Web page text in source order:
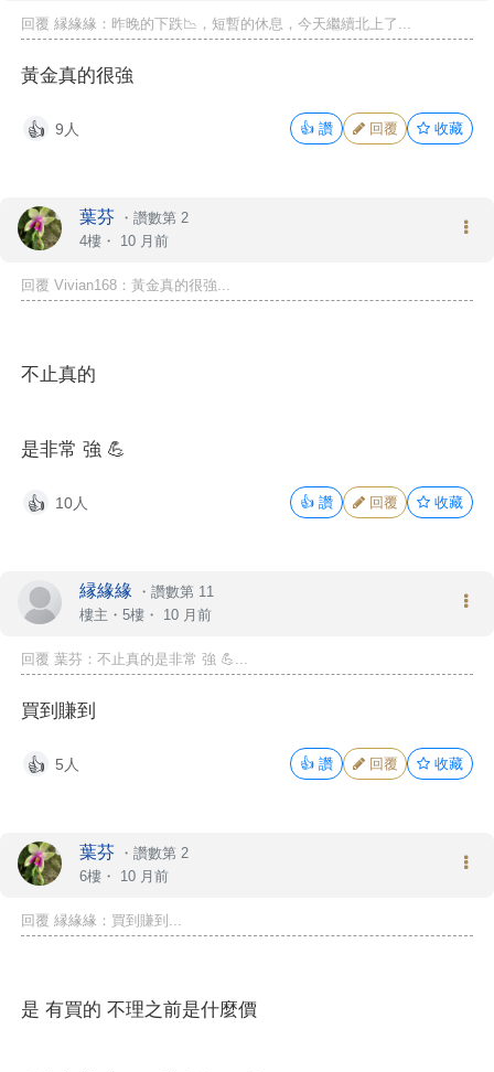
回覆 縁緣緣：昨晚的下跌📉，短暫的休息，今天繼續北上了...
黃金真的很強
👍 9人 👍 讚 回覆 收藏
葉芬 ・ 讚數第 2
4樓・ 10 月前
回覆 Vivian168：黃金真的很強...
不止真的
是非常 強 💪
👍 10人 👍 讚 回覆 收藏
縁緣緣 ・ 讚數第 11
樓主 ・5樓・ 10 月前
回覆 葉芬：不止真的是非常 強 💪...
買到賺到
👍 5人 👍 讚 回覆 收藏
葉芬 ・ 讚數第 2
6樓・ 10 月前
回覆 縁緣緣：買到賺到...
是 有買的 不理之前是什麼價